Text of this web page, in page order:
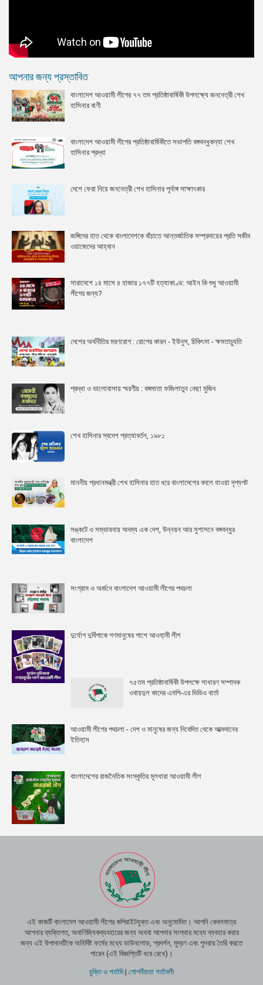
আপনার জন্য প্রস্তাবিত
বাংলাদেশ আওয়ামী লীগের ৭৭ তম প্রতিষ্ঠাবার্ষিকী উপলক্ষ্যে জননেত্রী শেখ
হাসিনার বাণী
বাংলাদেশ আওয়ামী লীগের প্রতিষ্ঠাবার্ষিকীতে সভাপতি বঙ্গবন্ধুকন্যা শেখ
হাসিনার শ্রদ্ধা
দেশে ফেরা নিয়ে জননেত্রী শেখ হাসিনার পূর্নাঙ্গ সাক্ষাৎকার
জঙ্গিদের হাত থেকে বাংলাদেশকে বাঁচাতে আন্তর্জাতিক সম্প্রদায়ের প্রতি সজীব
ওয়াজেদের আহ্বান
সারাদেশে ১৪ মাসে ৪ হাজার ১৭৭টি হত্যাকাণ্ড: আইন কি শুধু আওয়ামী
লীগের জন্য?
দেশের অর্থনীতির মরণরোগ : রোগের কারন - ইউনুস, চিকিৎসা - ক্ষমতাচ্যুতি
শ্রদ্ধা ও ভালোবাসায় স্মরণীয় : বঙ্গমাতা ফজিলাতুন নেছা মুজিব
শেখ হাসিনার স্বদেশ প্রত্যাবর্তন, ১৯৮১
মাননীয় প্রধানমন্ত্রী শেখ হাসিনার হাত ধরে বাংলাদেশের বদলে যাওয়া দৃশ্যপট
সঙ্কটে ও সম্ভাবনায় অদম্য এক দেশ, উন্নয়ন আর সুশাসনে বঙ্গবন্ধুর
বাংলাদেশ
সংগ্রাম ও অর্জনে বাংলাদেশ আওয়ামী লীগের পথচলা
দুর্যোগ দুর্বিপাকে গণমানুষের পাশে আওযা়মী লীগ
৭৫তম প্রতিষ্ঠাবার্ষিকী উপলক্ষে সাধারণ সম্পাদক
ওবায়দুল কাদের এমপি-এর ভিডিও বার্তা
আওয়ামী লীগের পথচলা - দেশ ও মানুষের জন্য নিবেদিত থেকে আত্মদানের
ইতিহাস
বাংলাদেশের রাজনৈতিক সংস্কৃতির মূলধারা আওয়ামী লীগ
এই কাজটি বাংলাদেশ আওয়ামী লীগের কপিরাইটযুক্ত এবং অনুমোদিত। আপনি কেবলমাত্র
আপনার ব্যক্তিগত, অবাণিজ্যিকব্যবহারের জন্য অথবা আপনার সংস্থার মধ্যে ব্যবহার করার
জন্য এই উপাদানটিকে অনির্দিষ্ট ফর্মের মধ্যে ডাউনলোড, প্রদর্শন, মুদ্রণ এবং পুনরায় তৈরি করতে
পারেন (এই বিজ্ঞপ্তিটি ধরে রেখে)।
চুক্তি ও শর্তাদি| গোপনীয়তা শর্তাবলী